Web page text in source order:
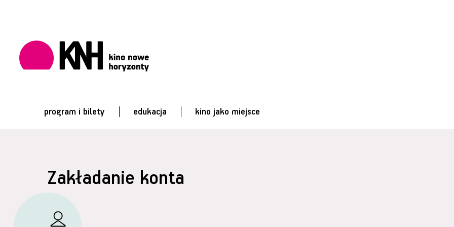
program i bilety edukacja kino jako miejsce
Zakładanie konta